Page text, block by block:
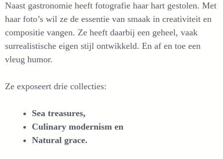
Naast gastronomie heeft fotografie haar hart gestolen. Met
haar foto’s wil ze de essentie van smaak in creativiteit en
compositie vangen. Ze heeft daarbij een geheel, vaak
surrealistische eigen stijl ontwikkeld. En af en toe een
vleug humor.
Ze exposeert drie collecties:
Sea treasures,
Culinary modernism en
Natural grace.